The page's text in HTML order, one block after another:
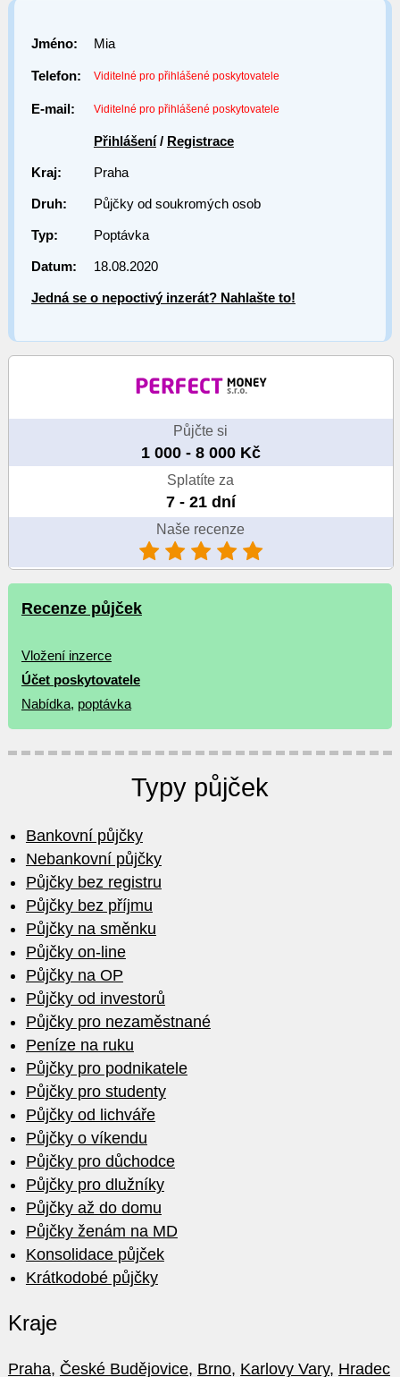
Jméno: Mia
Telefon: Viditelné pro přihlášené poskytovatele
E-mail: Viditelné pro přihlášené poskytovatele
Přihlášení/ Registrace
Kraj: Praha
Druh: Půjčky od soukromých osob
Typ: Poptávka
Datum: 18.08.2020
Jedná se o nepoctivý inzerát? Nahlašte to!
Půjčte si
1 000 - 8 000 Kč
Splatíte za
7 - 21 dní
Naše recenze
Recenze půjček
Vložení inzerce
Účet poskytovatele
Nabídka, poptávka
Typy půjček
Bankovní půjčky
Nebankovní půjčky
Půjčky bez registru
Půjčky bez příjmu
Půjčky na směnku
Půjčky on-line
Půjčky na OP
Půjčky od investorů
Půjčky pro nezaměstnané
Peníze na ruku
Půjčky pro podnikatele
Půjčky pro studenty
Půjčky od lichváře
Půjčky o víkendu
Půjčky pro důchodce
Půjčky pro dlužníky
Půjčky až do domu
Půjčky ženám na MD
Konsolidace půjček
Krátkodobé půjčky
Kraje
Praha, České Budějovice, Brno, Karlovy Vary, Hradec